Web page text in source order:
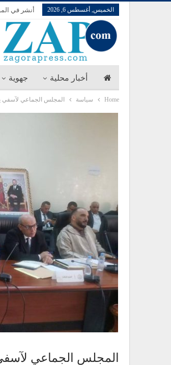
الخميس, أغسطس 6, 2026 أنشر في
أخبار محلية جهوية
Home سياسة المجلس الجماعي لآسفي
المجلس الجماعي